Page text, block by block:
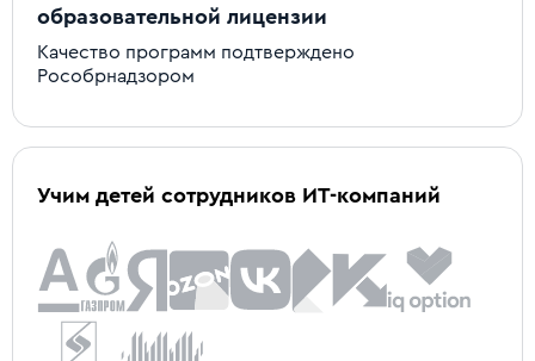
образовательной лицензии
Качество программ подтверждено
Рособрнадзором
Учим детей сотрудников ИТ-компаний